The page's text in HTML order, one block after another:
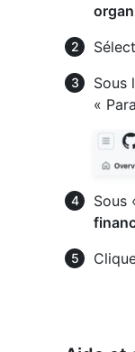
Sous
«
Sous